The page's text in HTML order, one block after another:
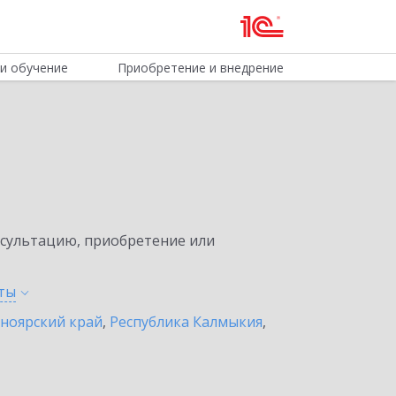
обучение Приобретение и внедрение
приобретение или
край, Республика Калмыкия,